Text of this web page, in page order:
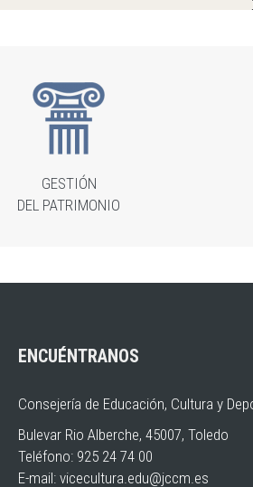
GESTIÓN
DEL PATRIMONIO
ENCUÉNTRANOS
Consejería de Educación, Cultura y
Bulevar Rio Alberche, 45007, Toledo
Teléfono: 925 24 74 00
E-mail: vicecultura.edu@jccm.es